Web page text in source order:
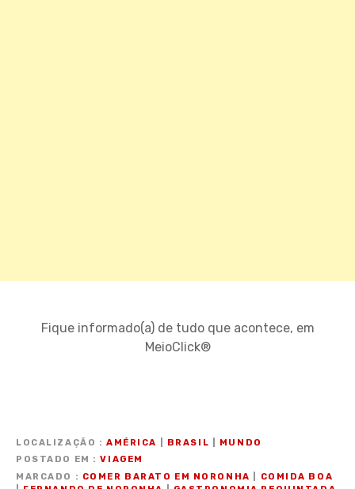
Fique informado(a) de tudo que acontece, em
MeioClick®
LOCALIZAÇÃO AMÉRICA BRASIL
MUNDO
POSTADO EM
VIAGEM
MARCADO
COMER BARATO EM NORONHA
COMIDA BOA